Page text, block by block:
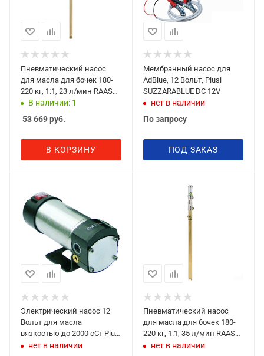
Пневматический насос
для масла для бочек 180-
220 кг, 1:1, 23 л/мин RAASM
33096
В наличии: 1
53 669руб.
В КОРЗИНУ
Мембранный насос для
AdBlue, 12 Вольт, Piusi
SUZZARABLUE DC 12V
нет в наличии
По запросу
ПОД ЗАКАЗ
Электрический насос 12
Вольт для масла
вязкостью до 2000 сСт Piusi
VISCOMAT DC 60/1 12V
нет в наличии
Пневматический насос
для масла для бочек 180-
220 кг, 1:1, 35 л/мин RAASM
26094
нет в наличии